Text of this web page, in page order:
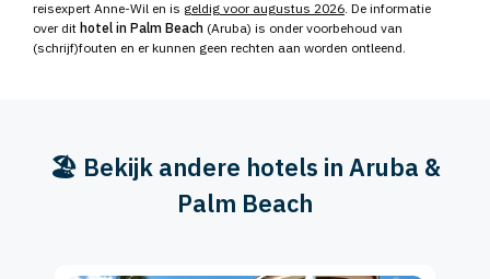
reisexpert Anne-Wil en is geldig voor augustus 2026. De informatie
over dit hotel in Palm Beach (Aruba) is onder voorbehoud van
(schrijf)fouten en er kunnen geen rechten aan worden ontleend.
🏖️ Bekijk andere hotels in Aruba &
Palm Beach